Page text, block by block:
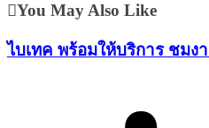
You May Also Like
ไบเทค พร้อมให้บริการ ชมง